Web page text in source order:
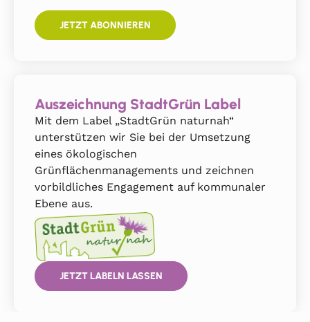
JETZT ABONNIEREN
Auszeichnung StadtGrün Label
Mit dem Label „StadtGrün naturnah“
unterstützen wir Sie bei der Umsetzung
eines ökologischen
Grünflächenmanagements und zeichnen
vorbildliches Engagement auf kommunaler
Ebene aus.
JETZT LABELN LASSEN